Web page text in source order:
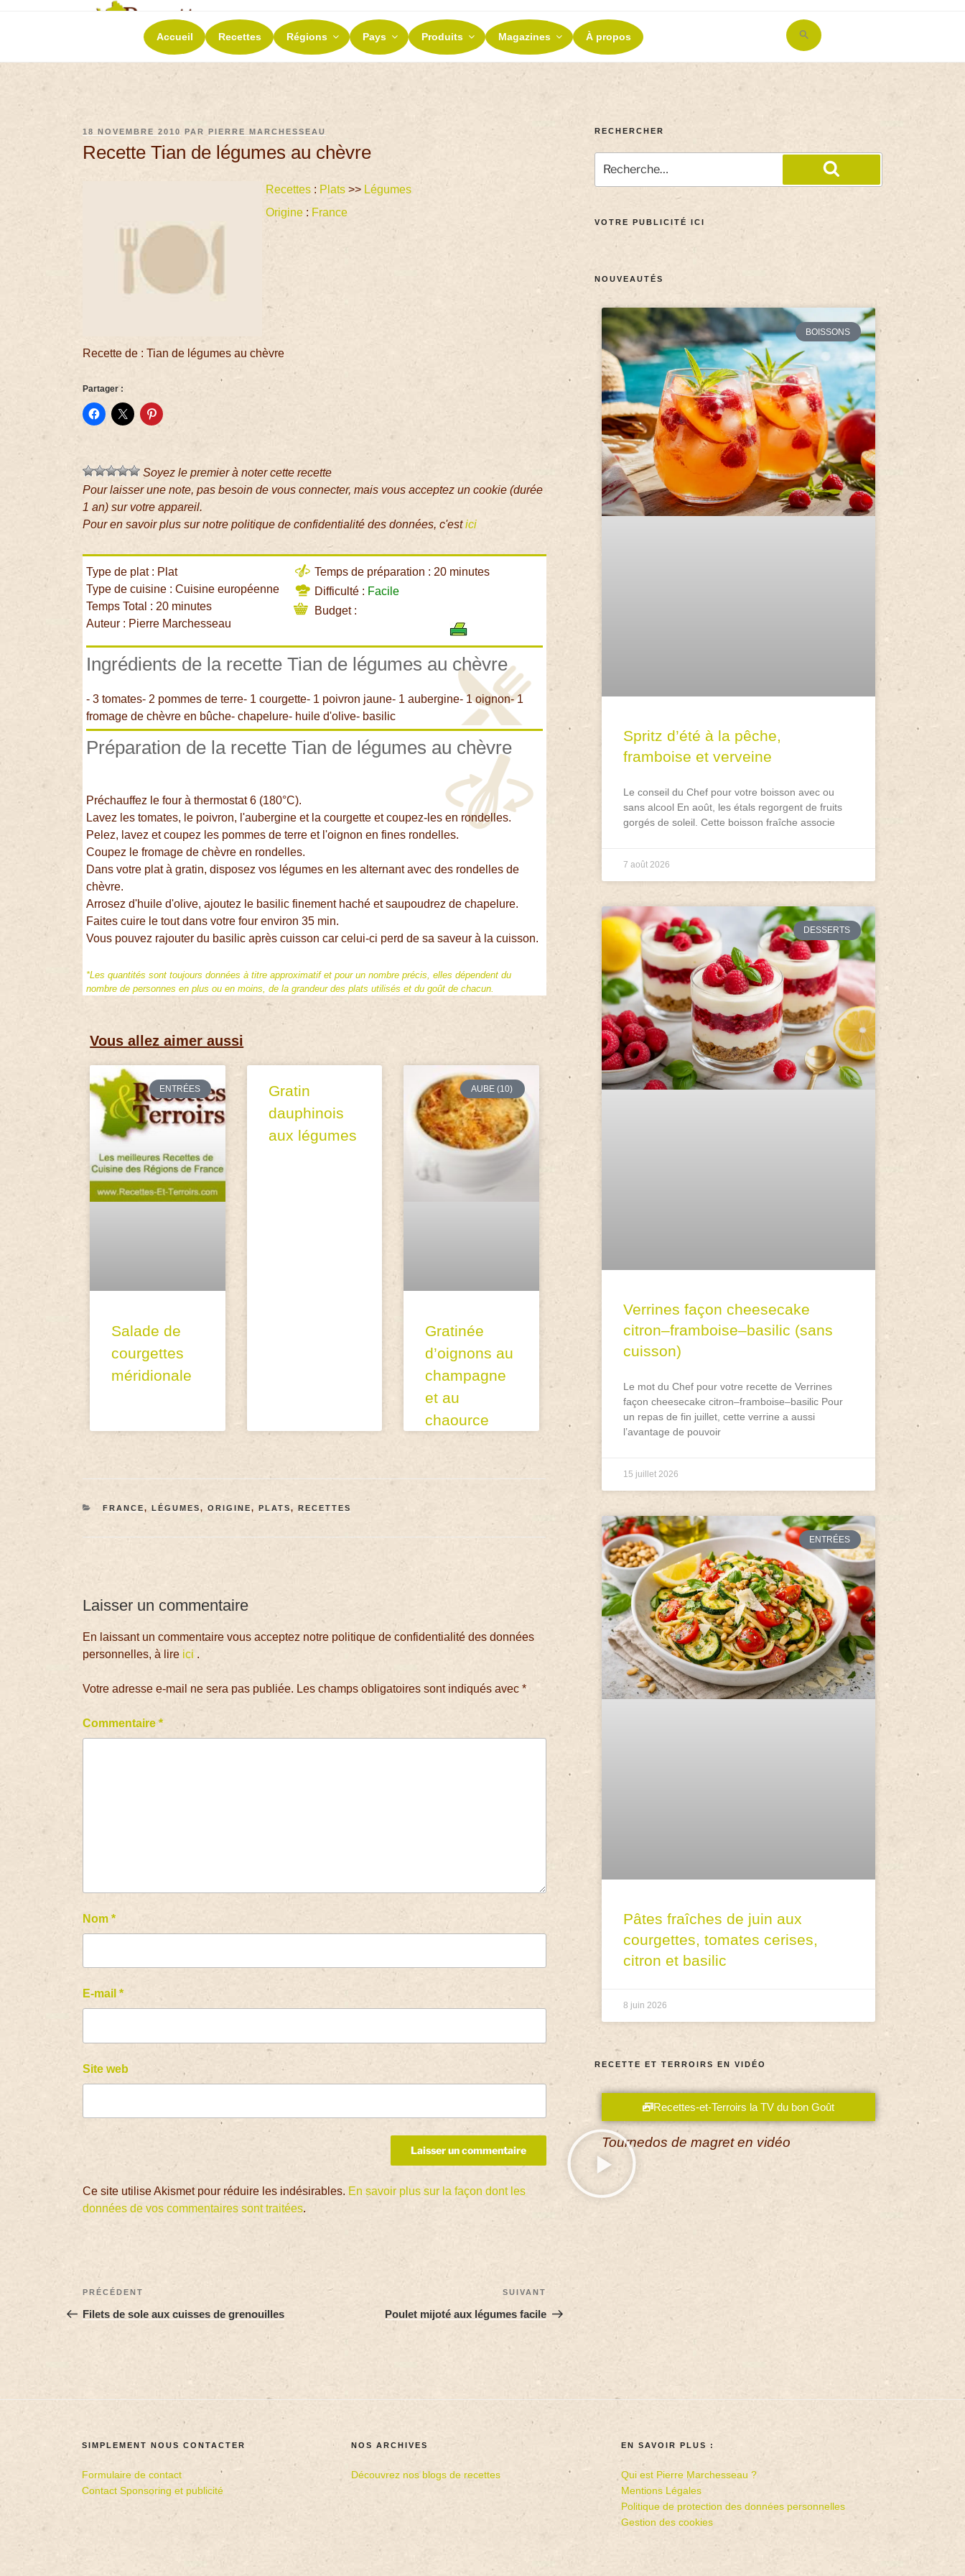
RECETTES ET TERROIRS
La richesse de nos terroirs
Accueil Recettes Régions Pays Produits Magazines À propos
Search
for:
18 NOVEMBRE 2010 PARPIERRE MARCHESSEAU
Recette Tian de légumes au chèvre
Recettes : Plats >> Légumes
Origine : France
Recette de : Tian de légumes au chèvre
Partager :
Soyez le premier à noter cette recette
Pour laisser une note, pas besoin de vous connecter, mais vous acceptez un cookie (durée
1 an) sur votre appareil.
Pour en savoir plus sur notre politique de confidentialité des données, c'estici
Type de plat : Plat
Type de cuisine : Cuisine européenne
Temps Total : 20 minutes
Auteur : Pierre Marchesseau
Temps de préparation : 20 minutes
Difficulté : Facile
Budget :
Ingrédients de la recette Tian de légumes au chèvre
- 3 tomates- 2 pommes de terre- 1 courgette- 1 poivron jaune- 1 aubergine- 1 oignon- 1
fromage de chèvre en bûche- chapelure- huile d'olive- basilic
Préparation de la recette Tian de légumes au chèvre
Préchauffez le four à thermostat 6 (180°C).
Lavez les tomates, le poivron, l'aubergine et la courgette et coupez-les en rondelles.
Pelez, lavez et coupez les pommes de terre et l'oignon en fines rondelles.
Coupez le fromage de chèvre en rondelles.
Dans votre plat à gratin, disposez vos légumes en les alternant avec des rondelles de
chèvre.
Arrosez d'huile d'olive, ajoutez le basilic finement haché et saupoudrez de chapelure.
Faites cuire le tout dans votre four environ 35 min.
Vous pouvez rajouter du basilic après cuisson car celui-ci perd de sa saveur à la cuisson.
*Les quantités sont toujours données à titre approximatif et pour un nombre précis, elles dépendent du
nombre de personnes en plus ou en moins, de la grandeur des plats utilisés et du goût de chacun.
Vous allez aimer aussi
ENTRÉES
Salade de
courgettes
méridionale
Gratin
dauphinois
aux légumes
AUBE (10)
Gratinée
d’oignons au
champagne
et au
chaource
FRANCE, LÉGUMES, ORIGINE, PLATS, RECETTES
Laisser un commentaire
En laissant un commentaire vous acceptez notre politique de confidentialité des données
personnelles, à lire ici .
Votre adresse e-mail ne sera pas publiée. Les champs obligatoires sont indiqués avec*
Commentaire*
Nom*
E-mail*
Site web
Ce site utilise Akismet pour réduire les indésirables. En savoir plus sur la façon dont les
données de vos commentaires sont traitées.
PRÉCÉDENT
Filets de sole aux cuisses de grenouilles
SUIVANT
Poulet mijoté aux légumes facile
RECHERCHER
VOTRE PUBLICITÉ ICI
NOUVEAUTÉS
BOISSONS
Spritz d’été à la pêche,
framboise et verveine
Le conseil du Chef pour votre boisson avec ou
sans alcool En août, les étals regorgent de fruits
gorgés de soleil. Cette boisson fraîche associe
7 août 2026
DESSERTS
Verrines façon cheesecake
citron–framboise–basilic (sans
cuisson)
Le mot du Chef pour votre recette de Verrines
façon cheesecake citron–framboise–basilic Pour
un repas de fin juillet, cette verrine a aussi
l’avantage de pouvoir
15 juillet 2026
ENTRÉES
Pâtes fraîches de juin aux
courgettes, tomates cerises,
citron et basilic
8 juin 2026
RECETTE ET TERROIRS EN VIDÉO
Recettes-et-Terroirs la TV du bon Goût
Tournedos de magret en vidéo
SIMPLEMENT NOUS CONTACTER
Formulaire de contact
Contact Sponsoring et publicité
NOS ARCHIVES
Découvrez nos blogs de recettes
EN SAVOIR PLUS :
Qui est Pierre Marchesseau ?
Mentions Légales
Politique de protection des données personnelles
Gestion des cookies